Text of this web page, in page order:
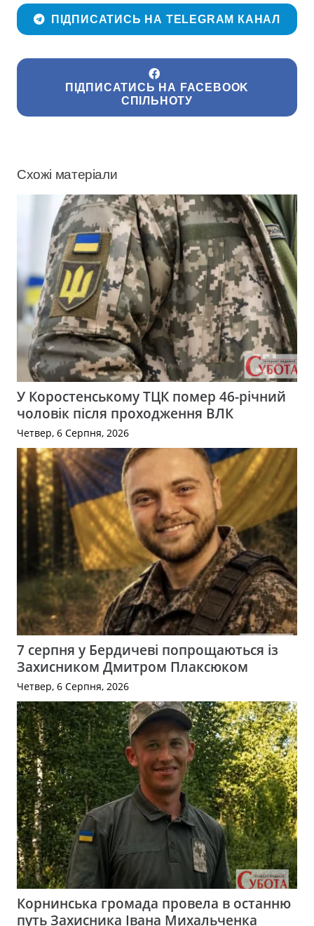
ПІДПИСАТИСЬ НА TELEGRAM КАНАЛ
ПІДПИСАТИСЬ НА FACEBOOK
СПІЛЬНОТУ
Схожі матеріали
У Коростенському ТЦК помер 46-річний
чоловік після проходження ВЛК
Четвер, 6 Серпня, 2026
7 серпня у Бердичеві попрощаються із
Захисником Дмитром Плаксюком
Четвер, 6 Серпня, 2026
Корнинська громада провела в останню
путь Захисника Івана Михальченка